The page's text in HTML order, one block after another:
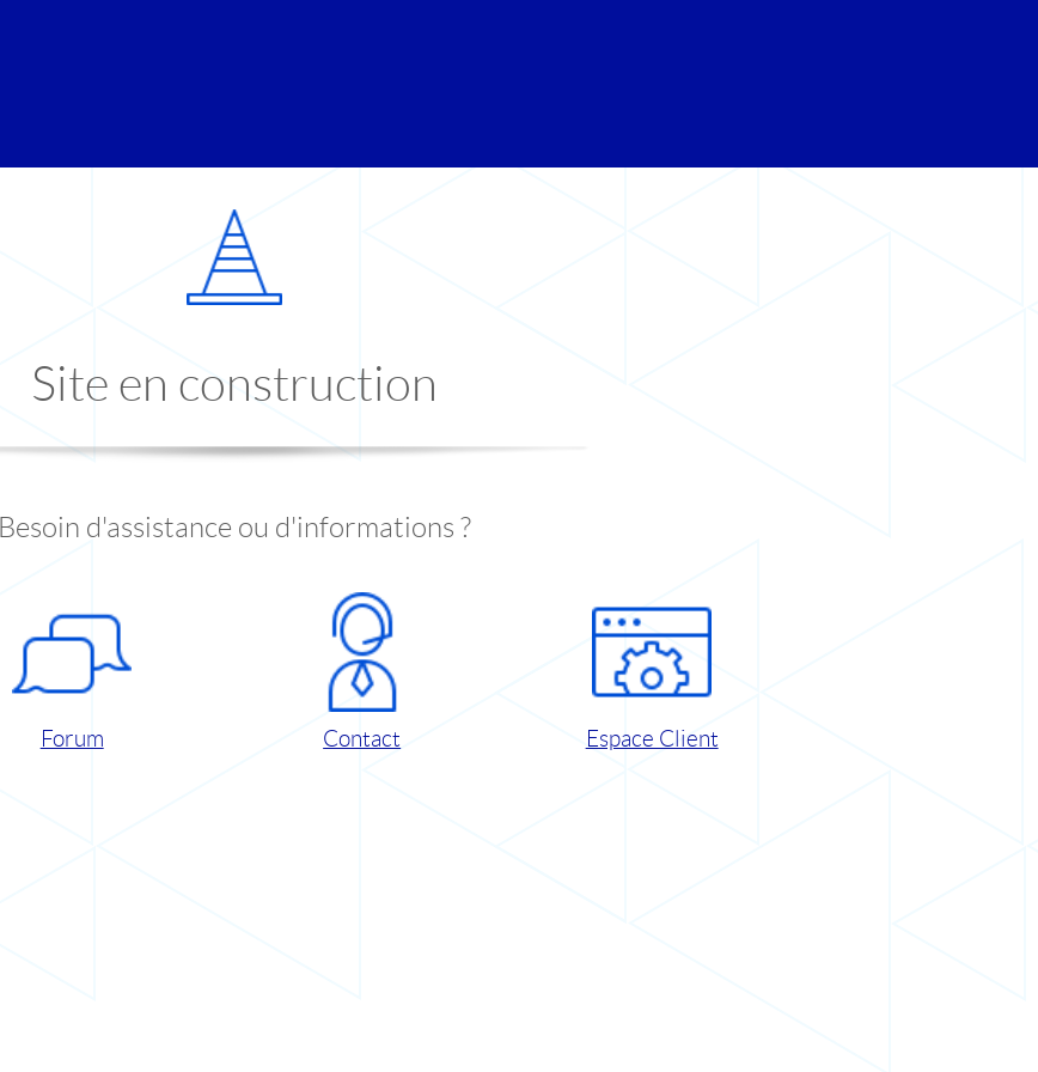
Site en construction
Besoin d'assistance ou d'informations ?
Forum Contact Espace Client